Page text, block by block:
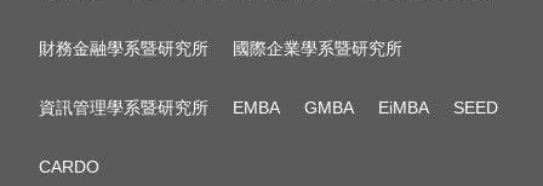
財務金融學系暨研究所 國際企業學系暨研究所
資訊管理學系暨研究所 EMBA GMBA EiMBA SEED
CARDO